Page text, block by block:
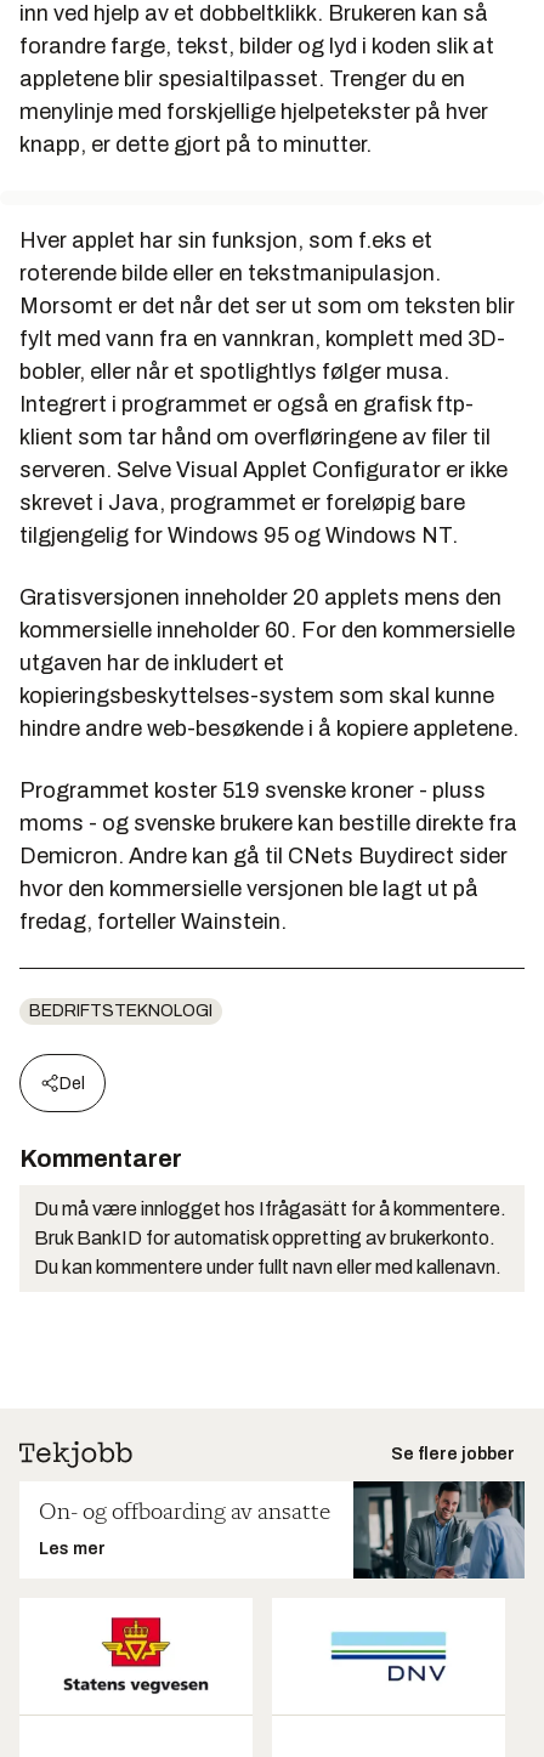
inn ved hjelp av et dobbeltklikk. Brukeren kan så
forandre farge, tekst, bilder og lyd i koden slik at
appletene blir spesialtilpasset. Trenger du en
menylinje med forskjellige hjelpetekster på hver
knapp, er dette gjort på to minutter.
Hver applet har sin funksjon, som f.eks et
roterende bilde eller en tekstmanipulasjon.
Morsomt er det når det ser ut som om teksten blir
fylt med vann fra en vannkran, komplett med 3D-
bobler, eller når et spotlightlys følger musa.
Integrert i programmet er også en grafisk ftp-
klient som tar hånd om overfløringene av filer til
serveren. Selve Visual Applet Configurator er ikke
skrevet i Java, programmet er foreløpig bare
tilgjengelig for Windows 95 og Windows NT.
Gratisversjonen inneholder 20 applets mens den
kommersielle inneholder 60. For den kommersielle
utgaven har de inkludert et
kopieringsbeskyttelses-system som skal kunne
hindre andre web-besøkende i å kopiere appletene.
Programmet koster 519 svenske kroner - pluss
moms - og svenske brukere kan bestille direkte fra
Demicron. Andre kan gå til CNets Buydirect sider
hvor den kommersielle versjonen ble lagt ut på
fredag, forteller Wainstein.
BEDRIFTSTEKNOLOGI
Del
Kommentarer
Du må være innlogget hos Ifrågasätt for å kommentere.
Bruk BankID for automatisk oppretting av brukerkonto.
Du kan kommentere under fullt navn eller med kallenavn.
Se flere jobber
On- og offboarding av ansatte
Les mer